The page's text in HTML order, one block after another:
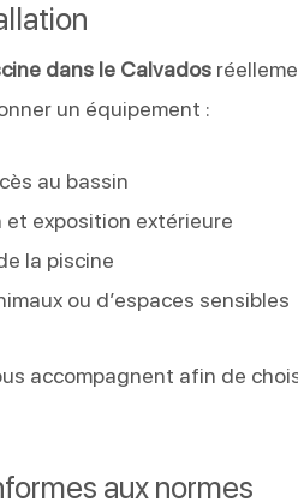
dans le Calvados
un équipement :
au bassin
exposition extérieure
la piscine
ou d’espaces sensibles
accompagnent afin de
aux normes